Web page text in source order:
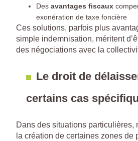
Des avantages fiscaux
exonération de taxe foncière
Ces solutions, parfois plus
simple indemnisation, méritent
des négociations avec la
Le droit de
certains cas
Dans des situations particulières,
la création de certaines zones de